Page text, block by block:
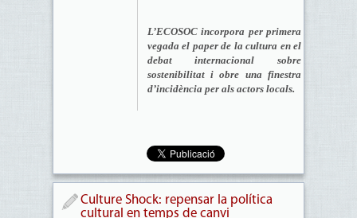
L’ECOSOC incorpora per primera
vegada el paper de la cultura en el
debat internacional sobre
sostenibilitat i obre una finestra
d’incidència per als actors locals.
Culture Shock: repensar la política
cultural en temps de canvi